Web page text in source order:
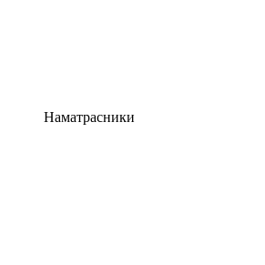
Наматрасники